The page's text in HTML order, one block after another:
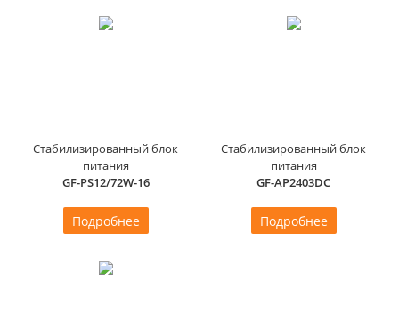
Стабилизированный блок
питания
GF-PS12/72W-16
Подробнее
Стабилизированный блок
питания
GF-AP2403DC
Подробнее